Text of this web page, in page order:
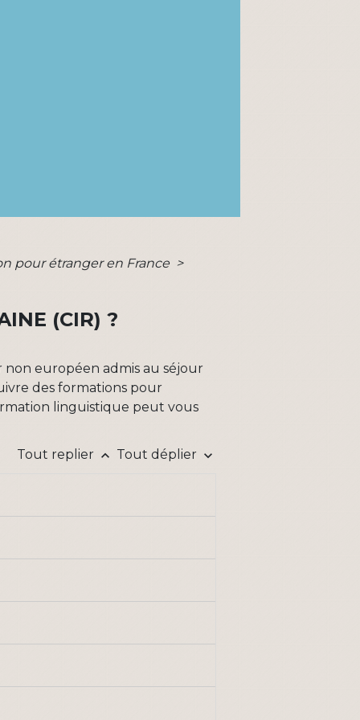
pour étranger en France >
(CIR) ?
européen admis au séjour
des formations pour
linguistique peut vous
Tout replier keyboard_arrow_up Tout déplier keyboard_arrow_down